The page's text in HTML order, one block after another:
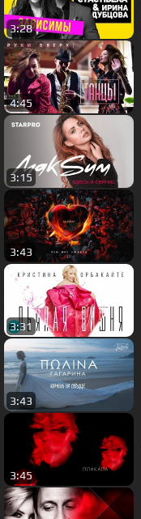
3:28
4:45
3:15
3:43
3:31
3:43
3:45